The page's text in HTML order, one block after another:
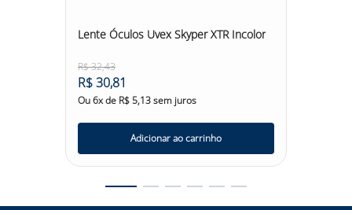
Lente Óculos Uvex Skyper XTR Incolor
R$32,43
R$30,81
Ou6x de R$5,13sem juros
Adicionar ao carrinho